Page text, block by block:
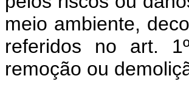
meio ambiente,
referidos no art.
remoção ou